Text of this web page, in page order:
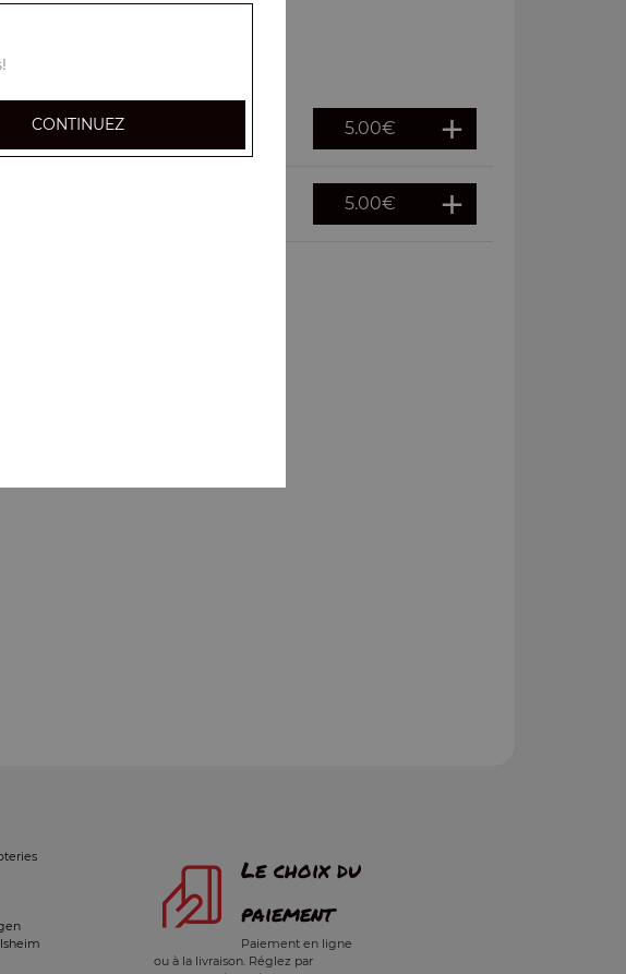
5.00€
5.00€
Le choix du
paiement
Paiement en ligne
ou à la livraison. Réglez par
CONTINUEZ